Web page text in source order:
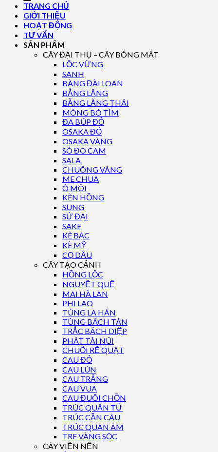
TRANG CHỦ
GIỚI THIỆU
HOẠT ĐỘNG
TƯ VẤN
SẢN PHẨM
CÂY ĐẠI THỤ – CÂY BÓNG MÁT
LỘC VỪNG
SANH
BÀNG ĐÀI LOAN
BẰNG LĂNG
BẰNG LĂNG THÁI
MÓNG BÒ TÍM
ĐA BÚP ĐỎ
OSAKA ĐỎ
OSAKA VÀNG
SÒ ĐO CAM
SALA
CHUÔNG VÀNG
ME CHUA
Ô MÔI
KÈN HỒNG
SUNG
SỨ ĐẠI
SAKE
KÈ BẠC
KÈ MỸ
CỌ DẦU
CÂY TẠO CẢNH
HỒNG LỘC
NGUYỆT QUẾ
MAI HÀ LAN
PHI LAO
TÙNG LA HÁN
TÙNG BÁCH TÁN
TRẮC BÁCH DIỆP
PHÁT TÀI NÚI
CHUỐI RẼ QUẠT
CAU ĐỎ
CAU LÙN
CAU TRẮNG
CAU VUA
CAU ĐUÔI CHỒN
TRÚC QUÂN TỬ
TRÚC CẦN CÂU
TRÚC QUAN ÂM
TRE VÀNG SỌC
CÂY VIỀN NỀN